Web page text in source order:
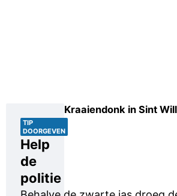
TIP
DOORGEVEN
Help
de
politie
Kraaiendonk in Sint